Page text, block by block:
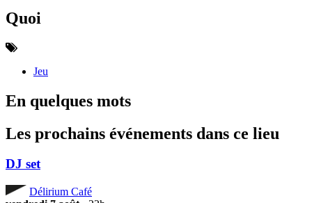
Quoi
Jeu
En quelques mots
Les prochains événements dans ce lieu
DJ set
Délirium Café